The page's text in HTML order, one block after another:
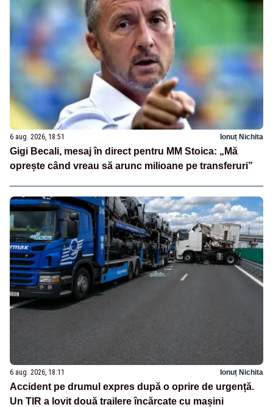
6 aug. 2026, 18:51 Ionuț Nichita
Gigi Becali, mesaj în direct pentru MM Stoica: „Mă
oprește când vreau să arunc milioane pe transferuri”
6 aug. 2026, 18:11 Ionuț Nichita
Accident pe drumul expres după o oprire de urgență.
Un TIR a lovit două trailere încărcate cu mașini